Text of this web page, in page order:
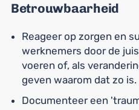
Betrouwbaarheid
Reageer op zorgen en
werknemers door de
voeren of, als
geven waarom dat zo is.
Documenteer een